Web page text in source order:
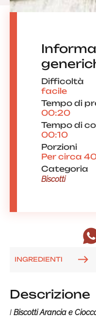
Difficoltà
facile
Tempo di
00:20
Tempo di
00:10
Porzioni
Per circa
Categoria
Biscotti
INGREDIENTI
Descrizione
I Biscotti Arancia e